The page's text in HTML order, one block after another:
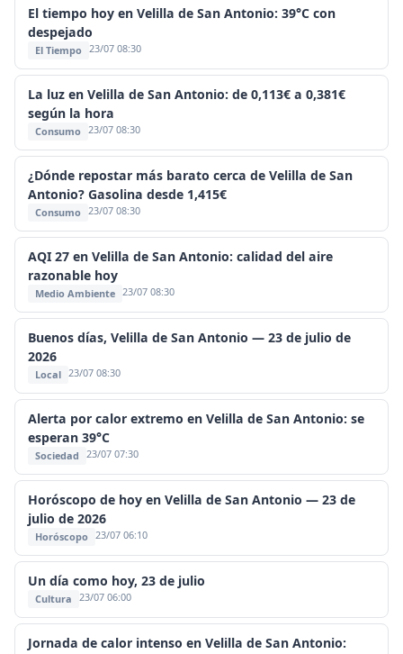
El tiempo hoy en Velilla de San Antonio: 39°C con
despejado
El Tiempo 23/07 08:30
La luz en Velilla de San Antonio: de 0,113€ a 0,381€
según la hora
Consumo 23/07 08:30
¿Dónde repostar más barato cerca de Velilla de San
Antonio? Gasolina desde 1,415€
Consumo 23/07 08:30
AQI 27 en Velilla de San Antonio: calidad del aire
razonable hoy
Medio Ambiente 23/07 08:30
Buenos días, Velilla de San Antonio — 23 de julio de
2026
Local 23/07 08:30
Alerta por calor extremo en Velilla de San Antonio: se
esperan 39°C
Sociedad 23/07 07:30
Horóscopo de hoy en Velilla de San Antonio — 23 de
julio de 2026
Horóscopo 23/07 06:10
Un día como hoy, 23 de julio
Cultura 23/07 06:00
Jornada de calor intenso en Velilla de San Antonio: